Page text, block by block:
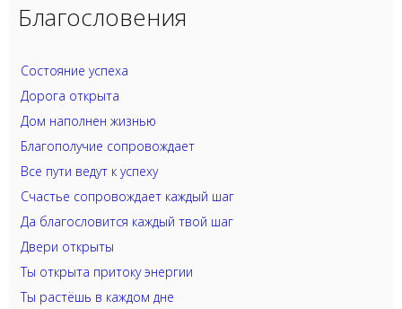
Благословения
Состояние успеха
Дорога открыта
Дом наполнен жизнью
Благополучие сопровождает
Все пути ведут к успеху
Счастье сопровождает каждый шаг
Да благословится каждый твой шаг
Двери открыты
Ты открыта притоку энергии
Ты растёшь в каждом дне